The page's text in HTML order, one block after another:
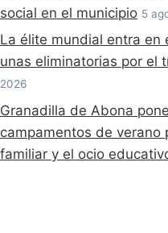
social en el municipio 5
La élite mundial entra en
unas eliminatorias por el
2026
Granadilla de Abona
campamentos de verano
familiar y el ocio